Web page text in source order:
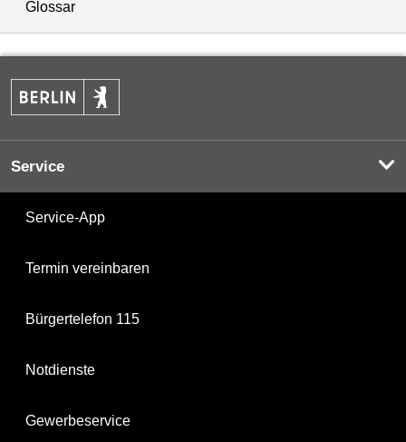
Glossar
Service
Service-App
Termin vereinbaren
Bürgertelefon 115
Notdienste
Gewerbeservice